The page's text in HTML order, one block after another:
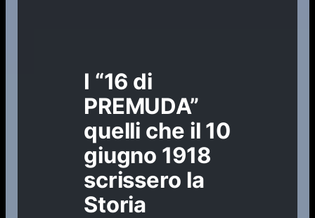
I “16 di
PREMUDA”
quelli che il 10
giugno 1918
scrissero la
Storia